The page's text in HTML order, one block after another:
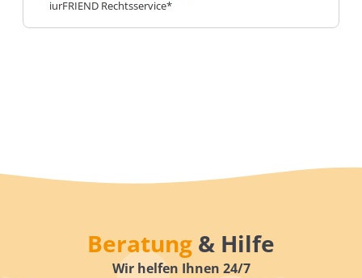
iurFRIEND Rechtsservice*
Beratung & Hilfe
Wir helfen Ihnen 24/7